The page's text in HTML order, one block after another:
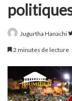
Jugurtha Hanachi
2 minutes de lecture